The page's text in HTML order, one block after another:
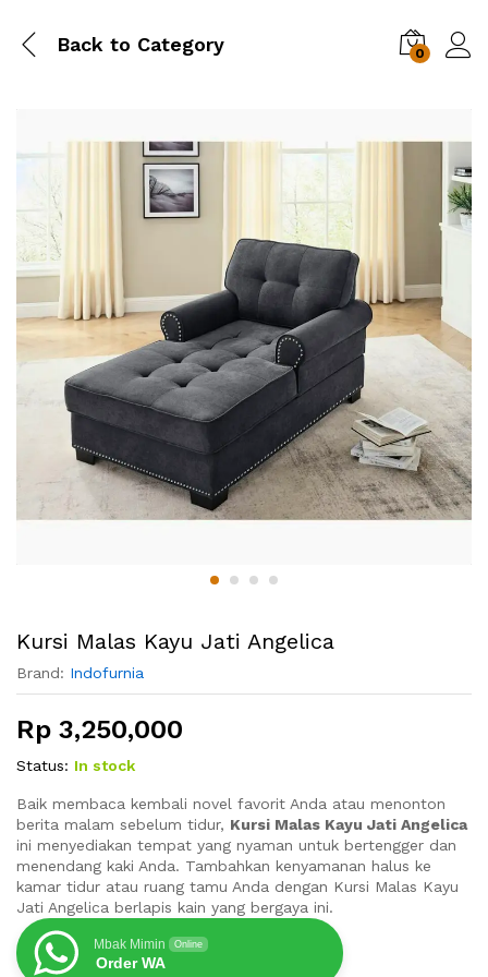
Back to Category 0
Kursi Malas Kayu Jati Angelica
Brand: Indofurnia
Rp 3,250,000
Status: In stock
Baik membaca kembali novel favorit Anda atau menonton
berita malam sebelum tidur, Kursi Malas Kayu Jati Angelica
ini menyediakan tempat yang nyaman untuk bertengger dan
menendang kaki Anda. Tambahkan kenyamanan halus ke
kamar tidur atau ruang tamu Anda dengan Kursi Malas Kayu
Jati Angelica berlapis kain yang bergaya ini.
Mbak Mimin Online
Order WA